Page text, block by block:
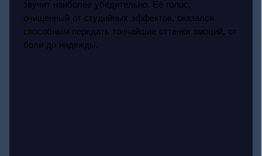
звучит наиболее убедительно. Её голос,
очищенный от студийных эффектов, оказался
способным передать тончайшие оттенки эмоций, от
боли до надежды.